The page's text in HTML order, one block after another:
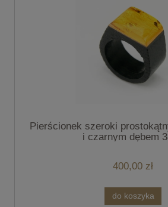
Pierścionek szeroki
i czarnym dębem
400,00 zł
do koszyka